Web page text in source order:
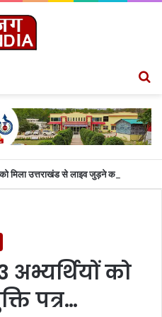
उत्तराखंड से लाइव जुड़ने का मौका
को
पत्र…